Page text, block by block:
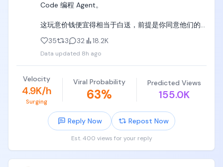
Code 编程 Agent。
这玩意价钱便宜得相当于白送，前提是你同意他们的
当然，你要想用 Meta 的模型，比用 Anthropic 的模
型都麻烦。
我根本无法访问它，它直接不让你访问它的网站，别
说能不能登录了。
简单来说，你只要允许它用你的数据进行模型训练，
相当于给了你 12 倍的折扣，价格跟DeepSeek-Flash
35 3 32 18.2K
Data updated 8h ago
Velocity
4.9K/h
Surging
Viral Probability
63%
Predicted Views
155.0K
Reply Now Repost Now
Est. 400 views for your reply